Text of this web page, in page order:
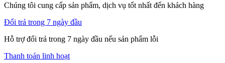
Chúng tôi cung cấp sản phẩm, dịch vụ tốt nhất đến khách hàng
Đổi trả trong 7 ngày đầu
Hỗ trợ đổi trả trong 7 ngày đầu nếu sản phẩm lỗi
Thanh toán linh hoạt